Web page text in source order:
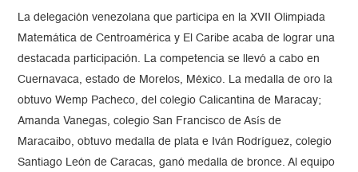
La delegación venezolana que participa en la XVII Olimpiada
Matemática de Centroamérica y El Caribe acaba de lograr una
destacada participación. La competencia se llevó a cabo en
Cuernavaca, estado de Morelos, México. La medalla de oro la
obtuvo Wemp Pacheco, del colegio Calicantina de Maracay;
Amanda Vanegas, colegio San Francisco de Asís de
Maracaibo, obtuvo medalla de plata e Iván Rodríguez, colegio
Santiago León de Caracas, ganó medalla de bronce. Al equipo